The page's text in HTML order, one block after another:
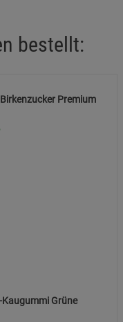
bestellt:
Premium
Kaugummi Grüne